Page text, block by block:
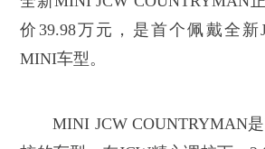
价39.98万元，是首个佩戴全新
MINI车型。
MINI JCW COUNTRYMAN